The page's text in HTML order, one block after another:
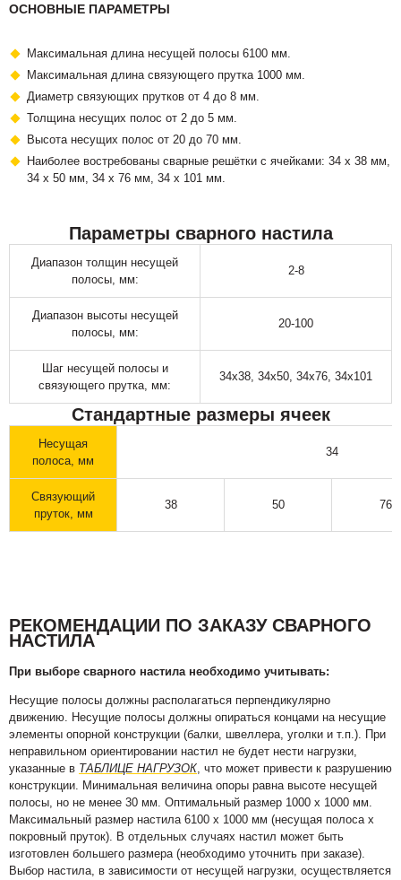
ОСНОВНЫЕ ПАРАМЕТРЫ
Максимальная длина несущей полосы 6100 мм.
Максимальная длина связующего прутка 1000 мм.
Диаметр связующих прутков от 4 до 8 мм.
Толщина несущих полос от 2 до 5 мм.
Высота несущих полос от 20 до 70 мм.
Наиболее востребованы сварные решётки с ячейками: 34 х 38 мм,
34 х 50 мм, 34 х 76 мм, 34 х 101 мм.
Параметры сварного настила
Диапазон толщин несущей
полосы, мм:
2-8
Диапазон высоты несущей
полосы, мм:
20-100
Шаг несущей полосы и
связующего прутка, мм:
34х38, 34х50, 34х76, 34х101
Стандартные размеры ячеек
Несущая
полоса, мм
34
Связующий
пруток, мм
38 50 76
РЕКОМЕНДАЦИИ ПО ЗАКАЗУ СВАРНОГО
НАСТИЛА
При выборе сварного настила необходимо учитывать:
Несущие полосы должны располагаться перпендикулярно
движению. Несущие полосы должны опираться концами на несущие
элементы опорной конструкции (балки, швеллера, уголки и т.п.). При
неправильном ориентировании настил не будет нести нагрузки,
указанные в ТАБЛИЦЕ НАГРУЗОК, что может привести к разрушению
конструкции. Минимальная величина опоры равна высоте несущей
полосы, но не менее 30 мм. Оптимальный размер 1000 х 1000 мм.
Максимальный размер настила 6100 х 1000 мм (несущая полоса х
покровный пруток). В отдельных случаях настил может быть
изготовлен большего размера (необходимо уточнить при заказе).
Выбор настила, в зависимости от несущей нагрузки, осуществляется